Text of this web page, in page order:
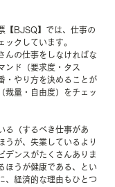
【BJSQ】では、仕事の
ックしています。
んの仕事をしなければな
ンド（要求度・タス
・やり方を決めることが
裁量・自由度）をチェッ
る（するべき仕事があ
うが、失業しているより
デンスがたくさんありま
ほうが健康である、とい
、経済的な理由もひとつ